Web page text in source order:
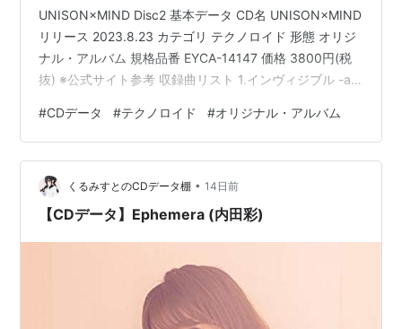
UNISON×MIND Disc2 基本データ CD名 UNISON×MIND
リリース 2023.8.23 カテゴリ テクノロイド 形態 オリジ
ナル・アルバム 規格品番 EYCA-14147 価格 3800円(税
抜) ※公式サイト参考 収録曲リスト 1.インヴィジブル -all
ル(CV:浦和希,古川慎,榎木淳弥,小林大紀,濱野大輝,野島健
児) 2.Unbordered! 歌:KNoCC、STAND-ALONE 3.バグ♡
バズ♡ラブ 歌:フランキー♡ノット 4.エクサペタサマー
…
#CDデータ #テクノロイド #オリジナル・アルバム
くるみすとのCDデータ棚 • 14日前
【CDデータ】Ephemera (内田彩)